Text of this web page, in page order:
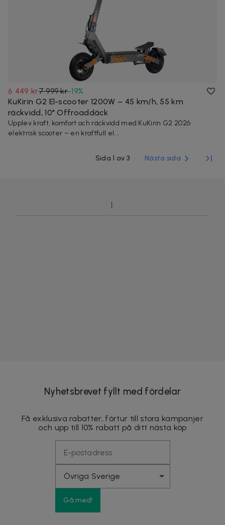
6 449 kr7 999 kr-19%
KuKirin G2 El-scooter 1200W – 45 km/h, 55 km
räckvidd, 10" Offroaddäck
Upplev kraft, komfort och räckvidd med KuKirin G2 2026
elektrisk scooter – en kraftfull el...
Sida 1 av 3 Nästa sida
Nyhetsbrevet fyllt med fördelar
Få exklusiva rabatter, förtur till stora kampanjer
och upp till 10% rabatt på ditt nästa köp
Gå med!